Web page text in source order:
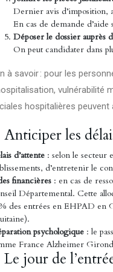
Dernier avis d’imposition,
En cas de demande
Déposer le dossier auprès
On peut candidater dans
à savoir : pour les
vulnérabilité
hospitalières
Anticiper les
d’attente : selon le secteur
d’entretenir le
financières : en cas de
Départemental. Cette
des entrées en EHPAD en
psychologique : le
France Alzheimer
Le jour de